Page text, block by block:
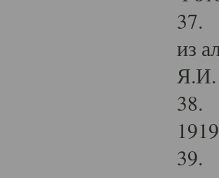
37.
из
Я.И.
38.
39.